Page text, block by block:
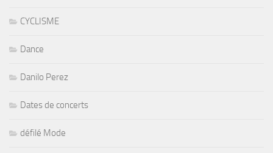
CYCLISME
Dance
Danilo Perez
Dates de concerts
défilé Mode